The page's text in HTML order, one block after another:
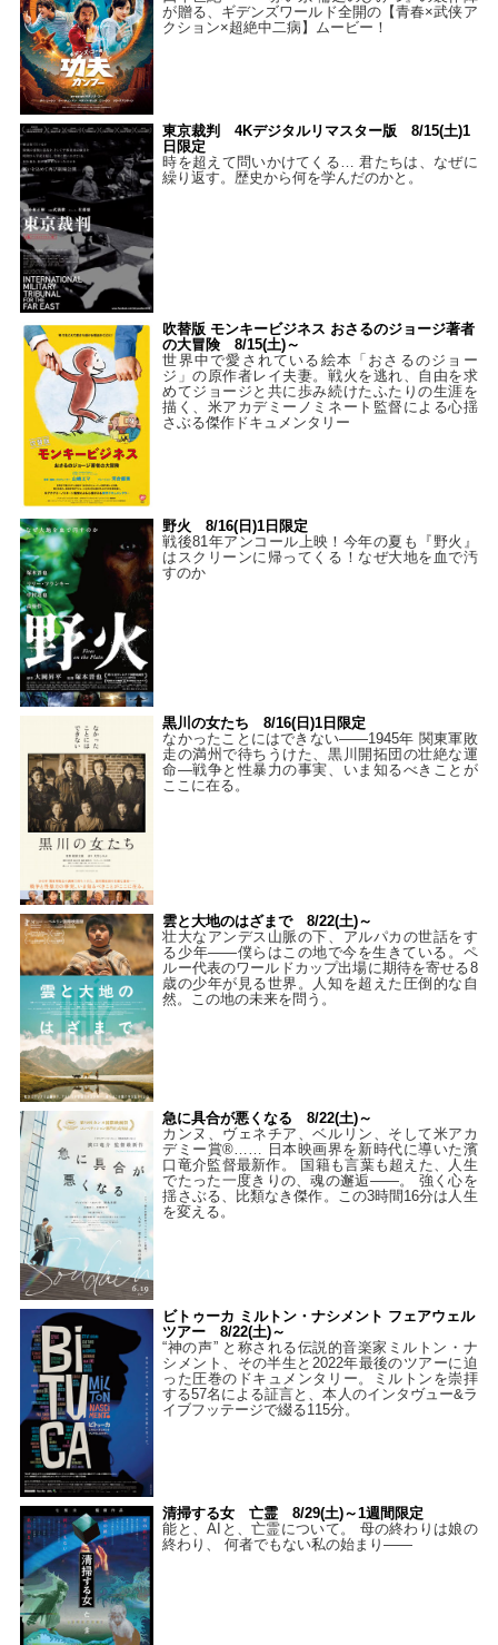
が贈る、ギデンズワールド全開の【青春×武侠ア
クション×超絶中二病】ムービー！
東京裁判 4Kデジタルリマスター版 8/15(土)1
日限定
時を超えて問いかけてくる… 君たちは、なぜに
繰り返す。歴史から何を学んだのかと。
吹替版 モンキービジネス おさるのジョージ著者
の大冒険 8/15(土)～
世界中で愛されている絵本「おさるのジョー
ジ」の原作者レイ夫妻。戦火を逃れ、自由を求
めてジョージと共に歩み続けたふたりの生涯を
描く、米アカデミーノミネート監督による心揺
さぶる傑作ドキュメンタリー
野火 8/16(日)1日限定
戦後81年アンコール上映！今年の夏も『野火』
はスクリーンに帰ってくる！なぜ大地を血で汚
すのか
黒川の女たち 8/16(日)1日限定
なかったことにはできない——1945年 関東軍敗
走の満州で待ちうけた、黒川開拓団の壮絶な運
命―戦争と性暴力の事実、いま知るべきことが
ここに在る。
雲と大地のはざまで 8/22(土)～
壮大なアンデス山脈の下、アルパカの世話をす
る少年――僕らはこの地で今を生きている。ペ
ルー代表のワールドカップ出場に期待を寄せる8
歳の少年が見る世界。人知を超えた圧倒的な自
然。この地の未来を問う。
急に具合が悪くなる 8/22(土)～
カンヌ、ヴェネチア、ベルリン、そして米アカ
デミー賞®…… 日本映画界を新時代に導いた濱
口竜介監督最新作。 国籍も言葉も超えた、人生
でたった一度きりの、魂の邂逅――。 強く心を
揺さぶる、比類なき傑作。この3時間16分は人生
を変える。
ビトゥーカ ミルトン・ナシメント フェアウェル
ツアー 8/22(土)～
“神の声” と称される伝説的音楽家ミルトン・ナ
シメント、その半生と2022年最後のツアーに迫
った圧巻のドキュメンタリー。ミルトンを崇拝
する57名による証言と、本人のインタヴュー&ラ
イブフッテージで綴る115分。
清掃する女 亡霊 8/29(土)～1週間限定
能と、AIと、亡霊について。 母の終わりは娘の
終わり、 何者でもない私の始まり――